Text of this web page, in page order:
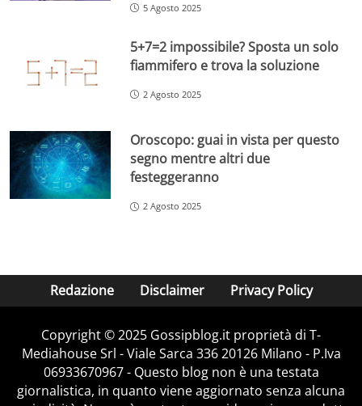
5 Agosto 2025
5+7=2 impossibile? Sposta un solo
fiammifero e trova la soluzione
2 Agosto 2025
Oroscopo: guai in vista per questo
segno mentre altri due
festeggeranno
2 Agosto 2025
Redazione Disclaimer Privacy Policy
Copyright © 2025 Gossipblog.it proprietà di T-
Mediahouse Srl - Viale Sarca 336 20126 Milano - P.Iva
06933670967 - Questo blog non è una testata
giornalistica, in quanto viene aggiornato senza alcuna